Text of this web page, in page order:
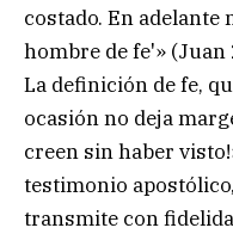
costado. En adelante
hombre de fe'» (Juan
La definición de fe,
ocasión no deja
creen sin haber
testimonio
transmite con